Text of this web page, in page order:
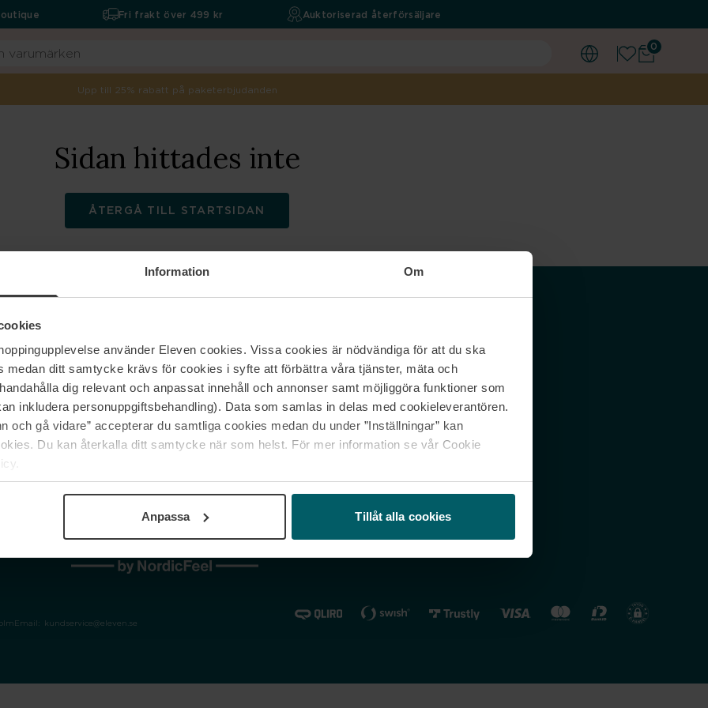
Information Om
använder Eleven cookies. Vissa cookies är nödvändiga för att du ska
medan ditt samtycke krävs för cookies i syfte att förbättra våra tjänster, mäta och
dig relevant och anpassat innehåll och annonser samt möjliggöra funktioner som
inkludera personuppgiftsbehandling). Data som samlas in delas med cookieleverantören.
och gå vidare” accepterar du samtliga cookies medan du under ”Inställningar” kan
Du kan återkalla ditt samtycke när som helst. För mer information se vår Cookie
Anpassa Tillåt alla cookies
0
Fri frakt över 499 kr Auktoriserad återförsäljare
Upp till 25% rabatt på paketerbjudanden
Sidan hittades inte
ÅTERGÅ TILL STARTSIDAN
Om oss
Jobba hos oss
Våra varumärken
Kontakta oss
Vanliga frågor & svar
Spåra min beställning
reklamationer
Nordicfeel SE
Nordicfeel FI
Nordicfeel NO
Email: kundservice@eleven.se